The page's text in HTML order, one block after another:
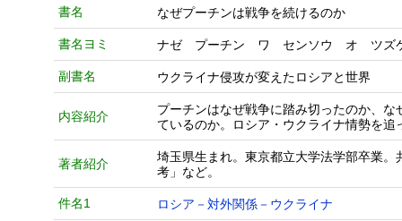
書名 なぜプーチンは戦争を続けるのか
書名ヨミ ナゼ プーチン ワ センソウ オ ツズ
副書名 ウクライナ侵攻が変えたロシアと世界
内容紹介
プーチンはなぜ戦争に踏み切ったのか、
ているのか。ロシア・ウクライナ情勢を
著者紹介
埼玉県生まれ。東京都立大学法学部卒業
考」など。
件名1 ロシア－対外関係－ウクライナ